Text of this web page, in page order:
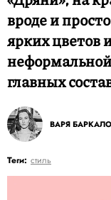
вроде и
ярких цветов
главных
ВАРЯ
Теги: стиль